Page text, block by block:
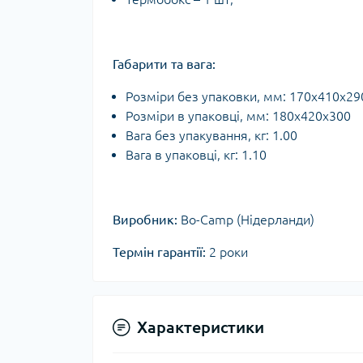
Габарити та вага:
Розміри без упаковки, мм:
Розміри в упаковці, мм: 180х420х300
Вага без упакування, кг: 1.00
Вага в упаковці, кг: 1.10
Виробник: Bo-Camp (Нідерланди)
Термін гарантії: 2 роки
Характеристики